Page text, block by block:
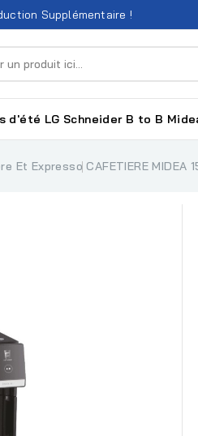
Supplémentaire !
d'été LG Schneider B to B
Et Expresso CAFETIERE MIDEA